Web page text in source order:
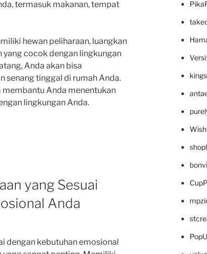
termasuk makanan, tempat
hewan peliharaan, luangkan
yang cocok dengan lingkungan
Anda akan bisa
senang tinggal di rumah Anda.
Anda menentukan
lingkungan Anda.
yang Sesuai
Anda
dengan kebutuhan emosional